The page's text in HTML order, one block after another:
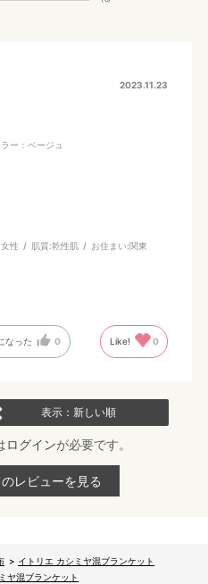
2023.11.23
ー：ベージュ
女性 肌質:乾性肌 お住まい:関東
なった 0 Like! 0
表示：新しい順
ログインが必要です。
レビューを見る
> イトリエ カシミヤ混ブランケット
ヤ混ブランケット